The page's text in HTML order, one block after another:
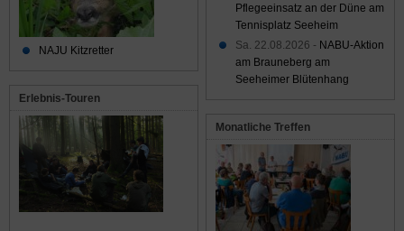
Pflegeeinsatz an der Düne am
Tennisplatz Seeheim
Sa. 22.08.2026 - NABU-Aktion
am Brauneberg am
Seeheimer Blütenhang
Monatliche Treffen
NAJU Kitzretter
Erlebnis-Touren